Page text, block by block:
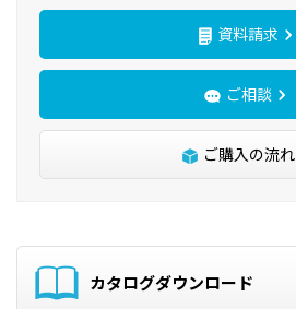
資料請求
ご相談
ご購入の流れ
カタログダウンロード